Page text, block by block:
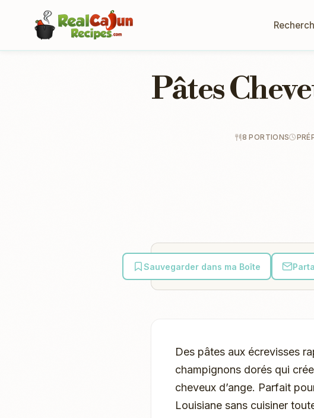
Pâtes
8 PORTIONS
Sauvegarder dans ma Boîte
Des pâtes aux écrevisses
champignons dorés qui
cheveux d’ange. Parfait
Louisiane sans cuisiner